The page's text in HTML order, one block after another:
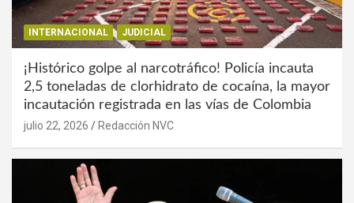
INTERNACIONAL JUDICIAL
¡Histórico golpe al narcotráfico! Policía incauta
2,5 toneladas de clorhidrato de cocaína, la mayor
incautación registrada en las vías de Colombia
julio 22, 2026 Redacción NVC